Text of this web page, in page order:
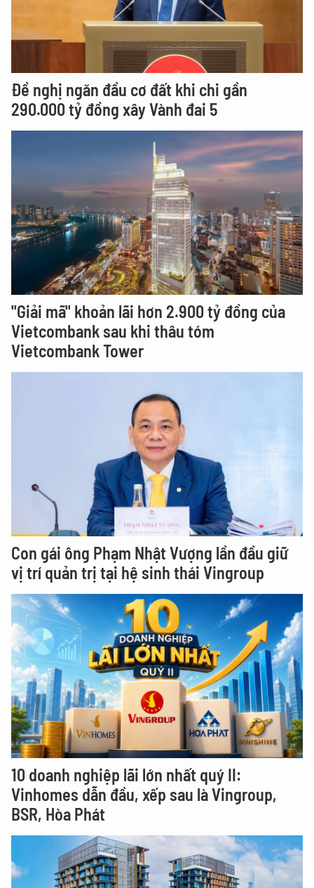
Đề nghị ngăn đầu cơ đất khi chi gần
290.000 tỷ đồng xây Vành đai 5
"Giải mã" khoản lãi hơn 2.900 tỷ đồng của
Vietcombank sau khi thâu tóm
Vietcombank Tower
Con gái ông Phạm Nhật Vượng lần đầu giữ
vị trí quản trị tại hệ sinh thái Vingroup
10 doanh nghiệp lãi lớn nhất quý II:
Vinhomes dẫn đầu, xếp sau là Vingroup,
BSR, Hòa Phát